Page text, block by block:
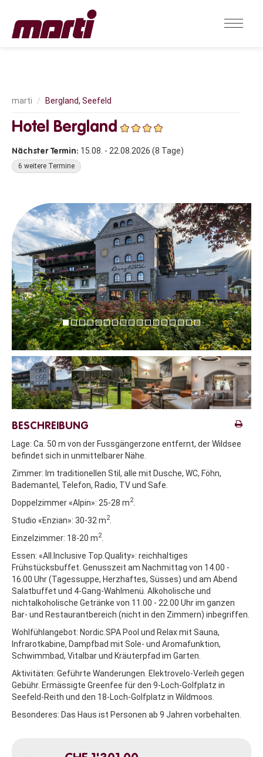
Bergland, Seefeld
Hotel Bergland
15.08. - 22.08.2026 (8 Tage)
6 weitere Termine
BESCHREIBUNG
Lage: Ca. 50 m von der Fussgängerzone entfernt, der Wildsee
befindet sich in unmittelbarer Nähe.
Zimmer: Im traditionellen Stil, alle mit Dusche, WC, Föhn,
Bademantel, Telefon, Radio, TV und Safe.
Doppelzimmer «Alpin»: 25-28 m2.
Studio «Enzian»: 30-32 m2.
Einzelzimmer: 18-20 m2.
Essen: «All.Inclusive Top.Quality»: reichhaltiges
Frühstücksbuffet. Genusszeit am Nachmittag von 14.00 -
16.00 Uhr (Tagessuppe, Herzhaftes, Süsses) und am Abend
Salatbuffet und 4-Gang-Wahlmenü. Alkoholische und
nichtalkoholische Getränke von 11.00 - 22.00 Uhr im ganzen
Bar- und Restaurantbereich (nicht in den Zimmern) inbegriffen.
Wohlfühlangebot: Nordic.SPA Pool und Relax mit Sauna,
Infrarotkabine, Dampfbad mit Sole- und Aromafunktion,
Schwimmbad, Vitalbar und Kräuterpfad im Garten.
Aktivitäten: Geführte Wanderungen. Elektrovelo-Verleih gegen
Gebühr. Ermässigte Greenfee für den 9-Loch-Golfplatz in
Seefeld-Reith und den 18-Loch-Golfplatz in Wildmoos.
Besonderes: Das Haus ist Personen ab 9 Jahren vorbehalten.